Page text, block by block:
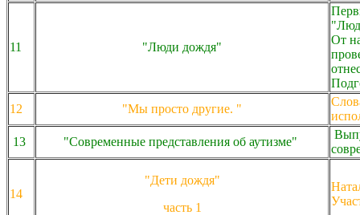
11 "Люди дождя"
От
12
"Мы просто другие. "
13
"Современные представления об аутизме"
14
"Дети дождя"
часть 1